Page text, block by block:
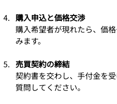
購入申込と価格交渉
購入希望者が現れたら、価
みます。
売買契約の締結
契約書を交わし、手付金を
質問してください。